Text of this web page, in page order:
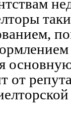
от